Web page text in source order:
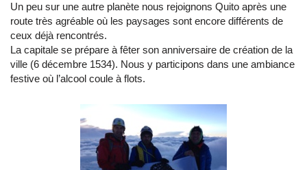
Un peu sur une autre planète nous rejoignons Quito après une
route très agréable où les paysages sont encore différents de
ceux déjà rencontrés.
La capitale se prépare à fêter son anniversaire de création de la
ville (6 décembre 1534). Nous y participons dans une ambiance
festive où l’alcool coule à flots.